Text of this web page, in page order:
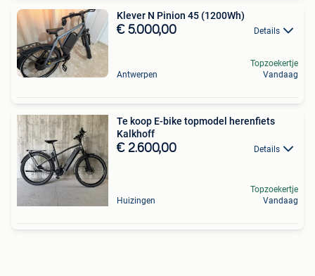
Klever N Pinion 45 (1200Wh)
€ 5.000,00 Details
Antwerpen
Topzoekertje
Vandaag
Te koop E-bike topmodel herenfiets
Kalkhoff
€ 2.600,00 Details
Huizingen
Topzoekertje
Vandaag